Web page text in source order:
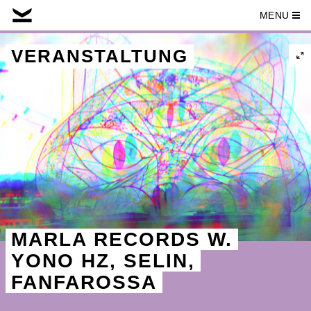
Skip
to
content
MENU
VERANSTALTUNG
MARLA RECORDS W.
YONO HZ, SELIN,
FANFAROSSA